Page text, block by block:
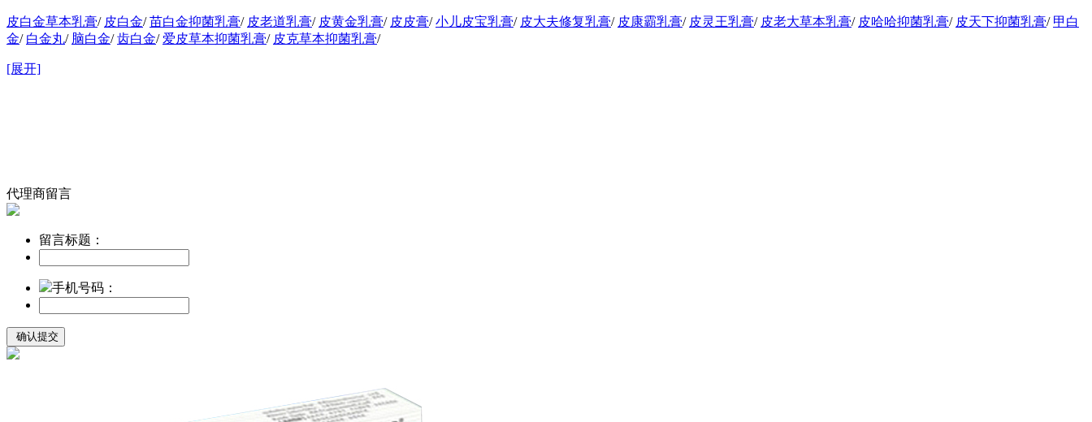
皮白金草本乳膏/ 皮白金/ 苗白金抑菌乳膏/ 皮老道乳膏/ 皮黄金乳膏/ 皮皮膏/ 小儿皮宝乳膏/ 皮大夫修复乳膏/ 皮康霸乳膏/ 皮灵王乳膏/ 皮老大草本乳膏/ 皮哈哈抑菌乳膏/ 皮天下抑菌乳膏/ 甲白
金/ 白金丸/ 脑白金/ 齿白金/ 爱皮草本抑菌乳膏/ 皮克草本抑菌乳膏/
[展开]
代理商留言
留言标题：
手机号码：